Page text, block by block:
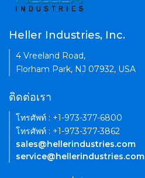
Heller Industries, Inc.
4 Vreeland Road,
Florham Park, NJ 07932, USA
ติดต่อเรา
โทรศัพท์ : +1-973-377-6800
โทรศัพท์ : +1-973-377-3862
sales@hellerindustries.com
service@hellerindustries.com